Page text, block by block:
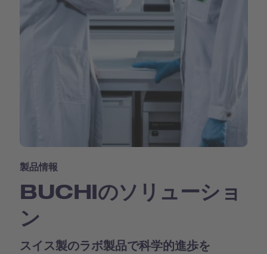
製品情報
BUCHIのソリューショ
ン
スイス製のラボ製品で科学的進歩を